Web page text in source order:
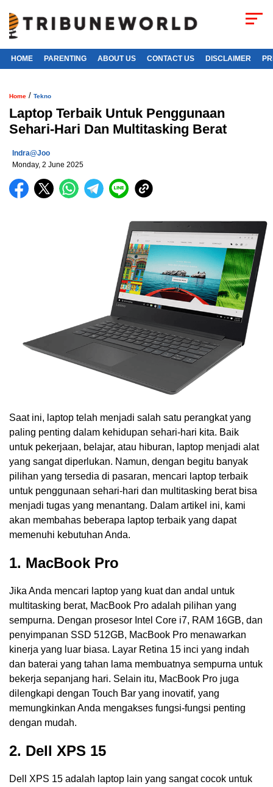
HOME PARENTING ABOUT US CONTACT US DISCLAIMER
Home / Tekno
Laptop Terbaik Untuk Penggunaan
Sehari-Hari Dan Multitasking Berat
Indra@joo
Monday, 2 June 2025
Saat ini, laptop telah menjadi salah satu perangkat yang
paling penting dalam kehidupan sehari-hari kita. Baik
untuk pekerjaan, belajar, atau hiburan, laptop menjadi alat
yang sangat diperlukan. Namun, dengan begitu banyak
pilihan yang tersedia di pasaran, mencari laptop terbaik
untuk penggunaan sehari-hari dan multitasking berat bisa
menjadi tugas yang menantang. Dalam artikel ini, kami
akan membahas beberapa laptop terbaik yang dapat
memenuhi kebutuhan Anda.
1. MacBook Pro
Jika Anda mencari laptop yang kuat dan andal untuk
multitasking berat, MacBook Pro adalah pilihan yang
sempurna. Dengan prosesor Intel Core i7, RAM 16GB, dan
penyimpanan SSD 512GB, MacBook Pro menawarkan
kinerja yang luar biasa. Layar Retina 15 inci yang indah
dan baterai yang tahan lama membuatnya sempurna untuk
bekerja sepanjang hari. Selain itu, MacBook Pro juga
dilengkapi dengan Touch Bar yang inovatif, yang
memungkinkan Anda mengakses fungsi-fungsi penting
dengan mudah.
2. Dell XPS 15
Dell XPS 15 adalah laptop lain yang sangat cocok untuk